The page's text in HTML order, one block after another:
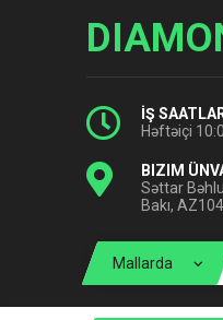
İŞ
Həftəiçi
BIZIM
Səttar
Bakı,